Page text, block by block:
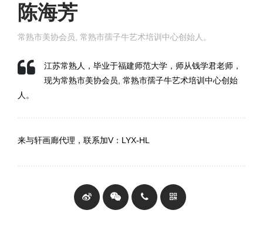
陈海芳
常熟市美协会员, 常熟市孺子牛艺术培训中心创始人。
江苏常熟人，毕业于福建师范大学，师从钱学君老师，
现为常熟市美协会员 常熟市孺子牛艺术培训中心创始
人。
来与轩画廊代理，联系加V： LYX-HL